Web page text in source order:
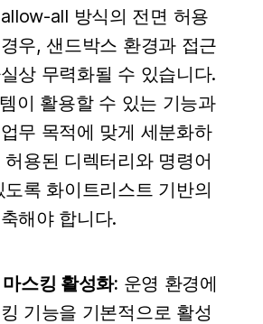
all 방식의 전면 허용
우, 샌드박스 환경과 접근
상 무력화될 수 있습니다.
이 활용할 수 있는 기능과
무 목적에 맞게 세분화하
용된 디렉터리와 명령어
록 화이트리스트 기반의
해야 합니다.
스킹 활성화: 운영 환경에
기능을 기본적으로 활성